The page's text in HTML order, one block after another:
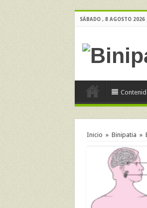
SÁBADO , 8 AGOSTO 2026
Inicio » Binipatia »